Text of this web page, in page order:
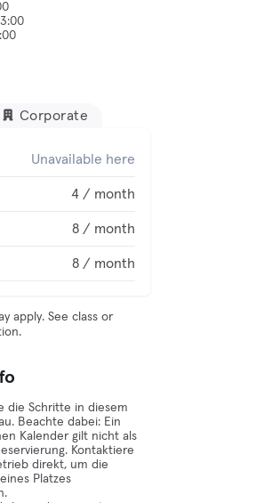
Corporate
Unavailable here
4 / month
8 / month
8 / month
apply. See class or
die Schritte in diesem
Beachte dabei: Ein
Kalender gilt nicht als
Kontaktiere
direkt, um die
Platzes